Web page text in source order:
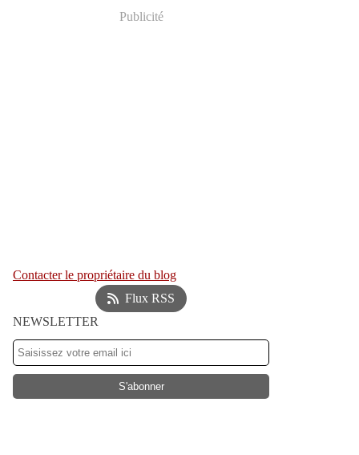
Publicité
Contacter le propriétaire du blog
Flux RSS
NEWSLETTER